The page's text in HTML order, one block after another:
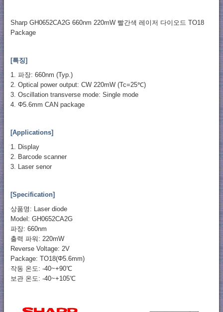
Sharp GH0652CA2G 660nm 220mW 빨간색 레이저 다이오드 TO18
Package
[특징]
1. 파장: 660nm (Typ.)
2. Optical power output: CW 220mW (Tc=25℃)
3. Oscillation transverse mode: Single mode
4. Φ5.6mm CAN package
[Applications]
1. Display
2. Barcode scanner
3. Laser senor
[Specification]
상품명: Laser diode
Model: GH0652CA2G
파장: 660nm
출력 파워: 220mW
Reverse Voltage: 2V
Package: TO18(Φ5.6mm)
작동 온도: -40~+90℃
보관 온도: -40~+105℃